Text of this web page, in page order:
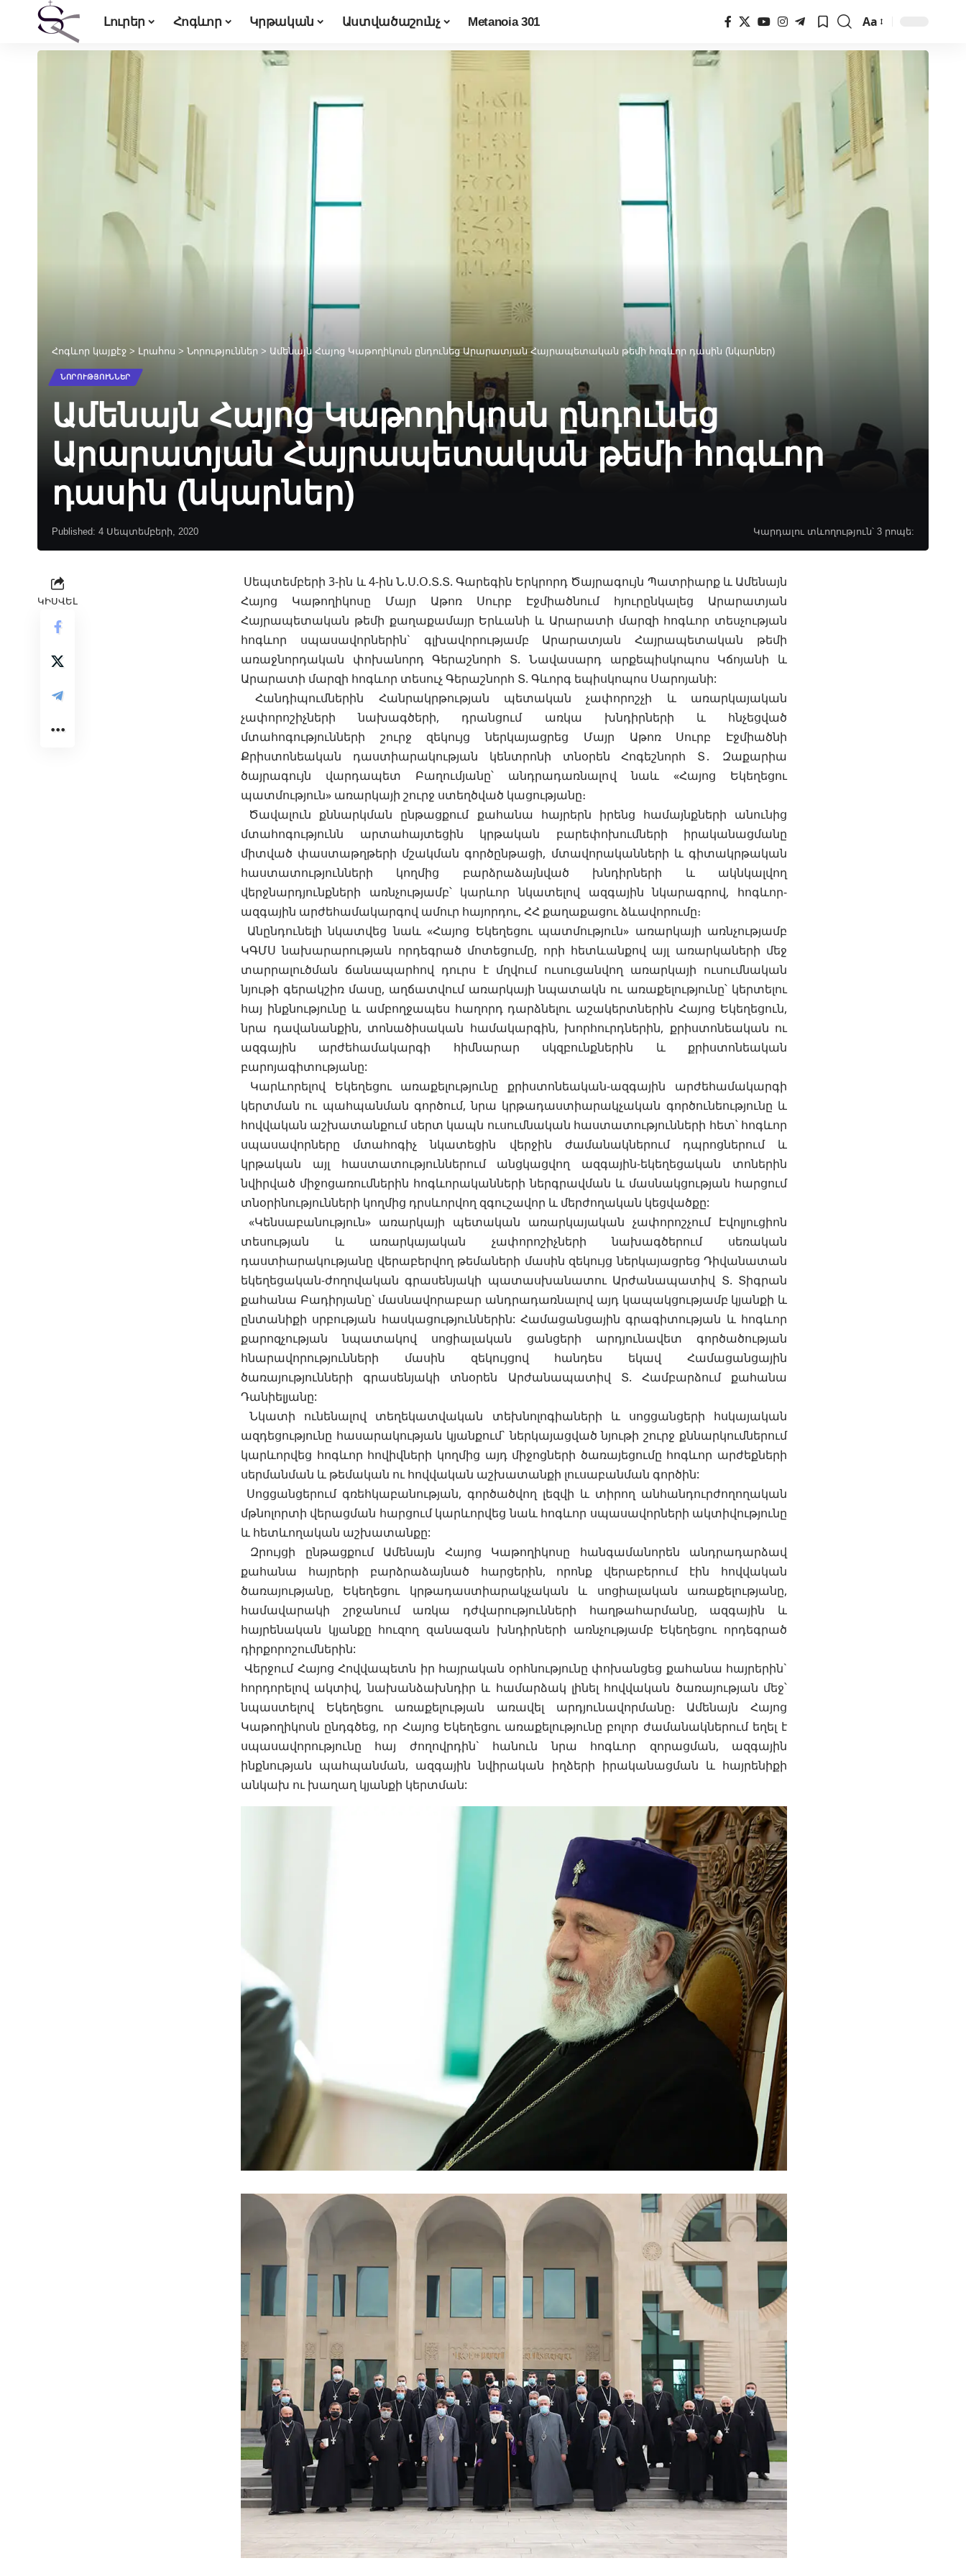
Լուրեր Հոգևոր Կրթական Աստվածաշունչ Metanoia 301
Font
Resizer
Aa
Հոգևոր կայքէջ > Լրահոս > Նորություններ > Ամենայն Հայոց Կաթողիկոսն ընդունեց Արարատյան Հայրապետական թեմի հոգևոր դասին (նկարներ)
ՆՈՐՈՒԹՅՈՒՆՆԵՐ
Ամենայն Հայոց Կաթողիկոսն ընդունեց
Արարատյան Հայրապետական թեմի հոգևոր
դասին (նկարներ)
Published: 4 Սեպտեմբերի, 2020 Կարդալու տևողություն՝ 3 րոպե:
ԿԻՍՎԵԼ
Սեպտեմբերի 3-ին և 4-ին Ն.Ս.Օ.Տ.Տ. Գարեգին Երկրորդ Ծայրագույն Պատրիարք և Ամենայն
Հայոց Կաթողիկոսը Մայր Աթոռ Սուրբ Էջմիածնում հյուրընկալեց Արարատյան
Հայրապետական թեմի քաղաքամայր Երևանի և Արարատի մարզի հոգևոր տեսչության
հոգևոր սպասավորներին` գլխավորությամբ Արարատյան Հայրապետական թեմի
առաջնորդական փոխանորդ Գերաշնորհ Տ. Նավասարդ արքեպիսկոպոս Կճոյանի և
Արարատի մարզի հոգևոր տեսուչ Գերաշնորհ Տ. Գևորգ եպիսկոպոս Սարոյանի:
Հանդիպումներին Հանրակրթության պետական չափորոշչի և առարկայական
չափորոշիչների նախագծերի, դրանցում առկա խնդիրների և հնչեցված
մտահոգությունների շուրջ զեկույց ներկայացրեց Մայր Աթոռ Սուրբ Էջմիածնի
Քրիստոնեական դաստիարակության կենտրոնի տնօրեն Հոգեշնորհ Տ․ Զաքարիա
ծայրագույն վարդապետ Բաղումյանը՝ անդրադառնալով նաև «Հայոց Եկեղեցու
պատմություն» առարկայի շուրջ ստեղծված կացությանը։
Ծավալուն քննարկման ընթացքում քահանա հայրերն իրենց համայնքների անունից
մտահոգությունն արտահայտեցին կրթական բարեփոխումների իրականացմանը
միտված փաստաթղթերի մշակման գործընթացի, մտավորականների և գիտակրթական
հաստատությունների կողմից բարձրաձայնված խնդիրների և ակնկալվող
վերջնարդյունքների առնչությամբ՝ կարևոր նկատելով ազգային նկարագրով, հոգևոր-
ազգային արժեհամակարգով ամուր հայորդու, ՀՀ քաղաքացու ձևավորումը։
Անընդունելի նկատվեց նաև «Հայոց Եկեղեցու պատմություն» առարկայի առնչությամբ
ԿԳՄՍ նախարարության որդեգրած մոտեցումը, որի հետևանքով այլ առարկաների մեջ
տարրալուծման ճանապարհով դուրս է մղվում ուսուցանվող առարկայի ուսումնական
նյութի գերակշիռ մասը, աղճատվում առարկայի նպատակն ու առաքելությունը՝ կերտելու
հայ ինքնությունը և ամբողջապես հաղորդ դարձնելու աշակերտներին Հայոց Եկեղեցուն,
նրա դավանանքին, տոնածիսական համակարգին, խորհուրդներին, քրիստոնեական ու
ազգային արժեհամակարգի հիմնարար սկզբունքներին և քրիստոնեական
բարոյագիտությանը:
Կարևորելով Եկեղեցու առաքելությունը քրիստոնեական-ազգային արժեհամակարգի
կերտման ու պահպանման գործում, նրա կրթադաստիարակչական գործունեությունը և
հովվական աշխատանքում սերտ կապն ուսումնական հաստատությունների հետ՝ հոգևոր
սպասավորները մտահոգիչ նկատեցին վերջին ժամանակներում դպրոցներում և
կրթական այլ հաստատություններում անցկացվող ազգային-եկեղեցական տոներին
նվիրված միջոցառումներին հոգևորականների ներգրավման և մասնակցության հարցում
տնօրինությունների կողմից դրսևորվող զգուշավոր և մերժողական կեցվածքը:
«Կենսաբանություն» առարկայի պետական առարկայական չափորոշչում Էվոլյուցիոն
տեսության և առարկայական չափորոշիչների նախագծերում սեռական
դաստիարակությանը վերաբերվող թեմաների մասին զեկույց ներկայացրեց Դիվանատան
եկեղեցական-ժողովական գրասենյակի պատասխանատու Արժանապատիվ Տ. Տիգրան
քահանա Բադիրյանը` մասնավորաբար անդրադառնալով այդ կապակցությամբ կյանքի և
ընտանիքի սրբության հասկացություններին: Համացանցային գրագիտության և հոգևոր
քարոզչության նպատակով սոցիալական ցանցերի արդյունավետ գործածության
հնարավորությունների մասին զեկույցով հանդես եկավ Համացանցային
ծառայությունների գրասենյակի տնօրեն Արժանապատիվ Տ. Համբարձում քահանա
Դանիելյանը:
Նկատի ունենալով տեղեկատվական տեխնոլոգիաների և սոցցանցերի հսկայական
ազդեցությունը հասարակության կյանքում` ներկայացված նյութի շուրջ քննարկումներում
կարևորվեց հոգևոր հովիվների կողմից այդ միջոցների ծառայեցումը հոգևոր արժեքների
սերմանման և թեմական ու հովվական աշխատանքի լուսաբանման գործին:
Սոցցանցերում գռեհկաբանության, գործածվող լեզվի և տիրող անհանդուրժողողական
մթնոլորտի վերացման հարցում կարևորվեց նաև հոգևոր սպասավորների ակտիվությունը
և հետևողական աշխատանքը:
Զրույցի ընթացքում Ամենայն Հայոց Կաթողիկոսը հանգամանորեն անդրադարձավ
քահանա հայրերի բարձրաձայնած հարցերին, որոնք վերաբերում էին հովվական
ծառայությանը, Եկեղեցու կրթադաստիարակչական և սոցիալական առաքելությանը,
համավարակի շրջանում առկա դժվարությունների հաղթահարմանը, ազգային և
հայրենական կյանքը հուզող զանազան խնդիրների առնչությամբ Եկեղեցու որդեգրած
դիրքորոշումներին:
Վերջում Հայոց Հովվապետն իր հայրական օրհնությունը փոխանցեց քահանա հայրերին`
հորդորելով ակտիվ, նախանձախնդիր և համարձակ լինել հովվական ծառայության մեջ՝
նպաստելով Եկեղեցու առաքելության առավել արդյունավորմանը։ Ամենայն Հայոց
Կաթողիկոսն ընդգծեց, որ Հայոց Եկեղեցու առաքելությունը բոլոր ժամանակներում եղել է
սպասավորությունը հայ ժողովրդին` հանուն նրա հոգևոր զորացման, ազգային
ինքնության պահպանման, ազգային նվիրական իղձերի իրականացման և հայրենիքի
անկախ ու խաղաղ կյանքի կերտման: